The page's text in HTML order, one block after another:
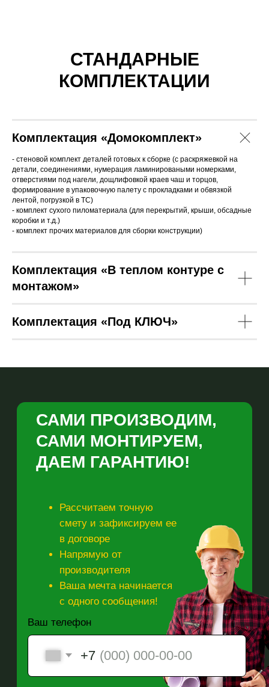
СТАНДАРНЫЕ
КОМПЛЕКТАЦИИ
Комплектация «Домокомплект»
- стеновой комплект деталей готовых к сборке (с раскряжевкой на
детали, соединениями, нумерация ламинироваными номерками,
отверстиями под нагели, дощлифовкой краев чаш и торцов,
формирование в упаковочную палету с прокладками и обвязкой
лентой, погрузкой в ТС)
- комплект сухого пиломатериала (для перекрытий, крыши, обсадные
коробки и т.д.)
- комплект прочих материалов для сборки конструкции)
Комплектация «В теплом контуре с
монтажом»
Комплектация «Под КЛЮЧ»
ДАЕМ ГАРАНТИЮ!
Рассчитаем точную
смету и зафиксируем ее
в договоре
Напрямую от
производителя
Ваша мечта начинается
ОТПРАВИТЬ